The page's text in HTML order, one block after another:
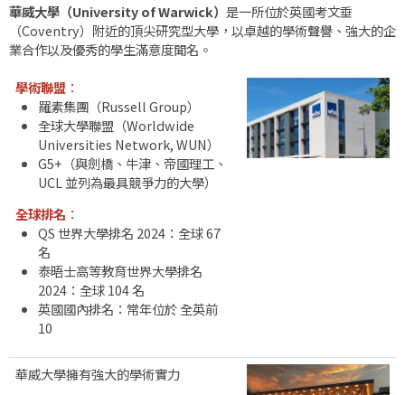
華威大學（University of Warwick） 是一所位於英國考文垂
（Coventry）附近的頂尖研究型大學，以卓越的學術聲譽、強大的企
業合作以及優秀的學生滿意度聞名。
學術聯盟 ：
羅素集團（Russell Group）
全球大學聯盟（Worldwide
Universities Network, WUN）
G5+（與劍橋、牛津、帝國理工、
UCL 並列為最具競爭力的大學）
全球排名 ：
QS 世界大學排名 2024：全球 67
名
泰晤士高等教育世界大學排名
2024：全球 104 名
英國國內排名：常年位於 全英前
10
華威大學擁有強大的學術實力